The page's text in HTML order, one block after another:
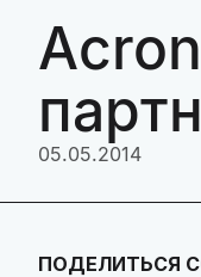
05.05.2014
ПОДЕЛИТЬСЯ